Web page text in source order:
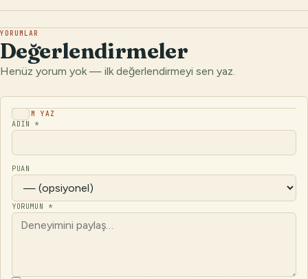
YORUMLAR
Değerlendirmeler
Henüz yorum yok — ilk değerlendirmeyi sen yaz.
YORUM YAZ
ADIN *
PUAN
YORUMUN *